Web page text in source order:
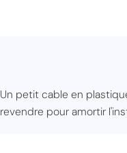
Un petit cable en
revendre pour amortir